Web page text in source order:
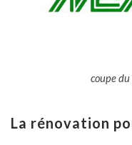
coupe
La rénovation